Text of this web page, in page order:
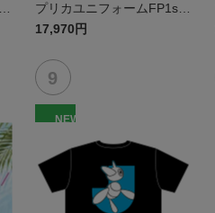
プリカユニフォームFP1st
No.10 鈴木 大馳
17,970円
NEW